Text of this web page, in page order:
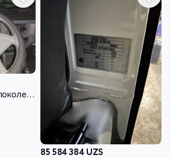
Chevrolet Damas II - поколение
85 584 384 UZS